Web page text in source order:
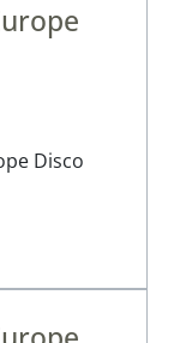
Disco